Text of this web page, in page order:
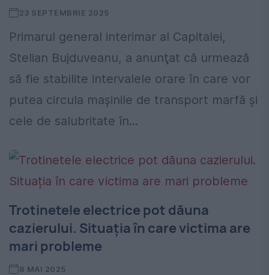
23 SEPTEMBRIE 2025
Primarul general interimar al Capitalei,
Stelian Bujduveanu, a anunţat că urmează
să fie stabilite intervalele orare în care vor
putea circula maşinile de transport marfă şi
cele de salubritate în...
Trotinetele electrice pot dăuna
cazierului. Situația în care victima are
mari probleme
8 MAI 2025